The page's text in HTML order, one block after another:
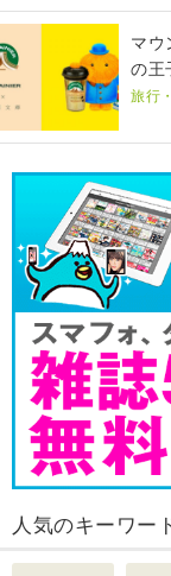
マ
の王
旅行
人気のキーワー